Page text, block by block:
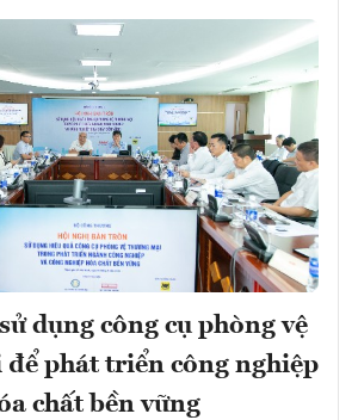
dụng công cụ phòng vệ
phát triển công nghiệp
chất bền vững